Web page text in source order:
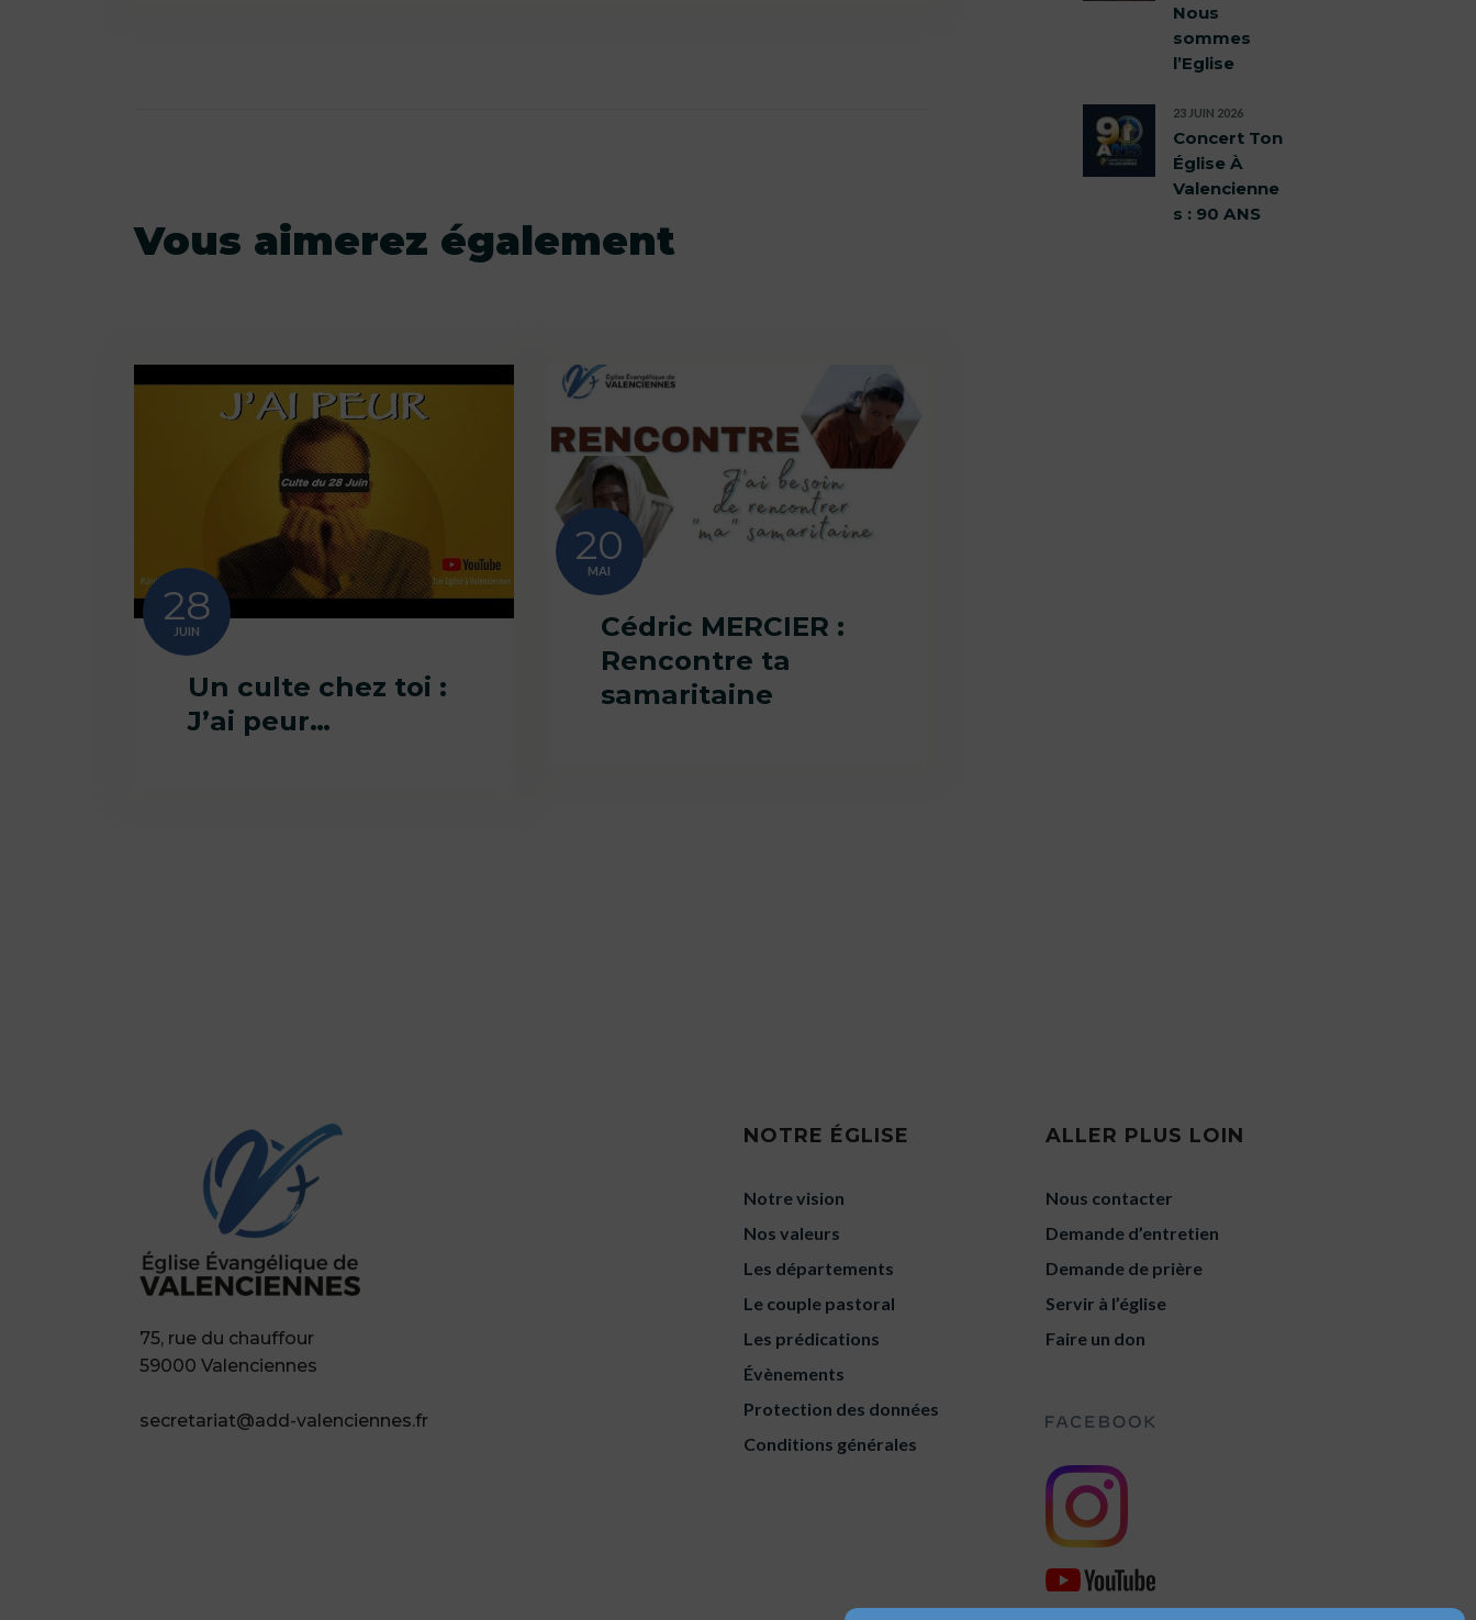
Vous aimerez également
28
JUIN
Un culte chez toi :
J’ai peur…
20
MAI
Cédric MERCIER :
Rencontre ta
samaritaine
Nous
sommes
l’Eglise
Concert Ton
Église À
Valencienne
s : 90 ANS
23 JUIN 2026
75, rue du chauffour
59000 Valenciennes
secretariat@add-valenciennes.fr
NOTRE ÉGLISE
Notre vision
Nos valeurs
Les départements
Le couple pastoral
Les prédications
Évènements
Protection des données
Conditions générales
ALLER PLUS LOIN
Nous contacter
Demande d’entretien
Demande de prière
Servir à l’église
Faire un don